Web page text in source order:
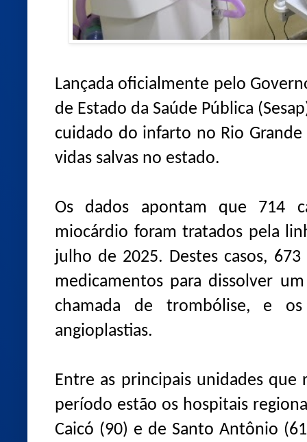
Lançada oficialmente pelo
de Estado da Saúde Pública
cuidado do infarto no Rio
vidas salvas no estado.
Os dados apontam que 714
miocárdio foram tratados pela
julho de 2025. Destes casos,
medicamentos para dissolver
chamada de trombólise, e
angioplastias.
Entre as principais unidades que
período estão os hospitais
Caicó (90) e de Santo Antônio